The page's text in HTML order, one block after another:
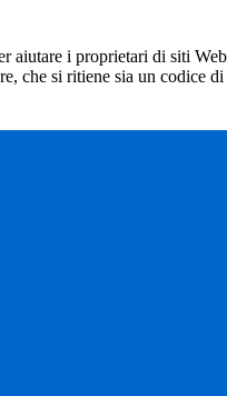
i proprietari di siti
che si ritiene sia un codice